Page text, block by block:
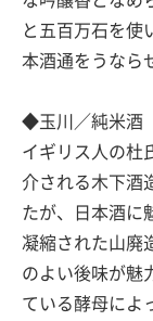
と五百万石を使
本酒通をうなら
◆玉川／純米酒
イギリス人の杜
介される木下酒
たが、日本酒に
凝縮された山廃
のよい後味が魅
ている酵母によ